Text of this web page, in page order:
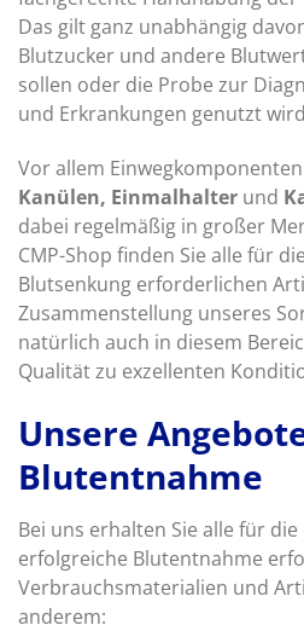
Das gilt ganz unabhängig
Blutzucker und andere
sollen oder die Probe zur
und Erkrankungen genutzt
Vor allem
Kanülen, Einmalhalter und
dabei regelmäßig in großer
CMP-Shop finden Sie alle für
Blutsenkung erforderlichen
Zusammenstellung unseres
natürlich auch in diesem
Qualität zu exzellenten
Unsere
Blutentnahme
Bei uns erhalten Sie alle für
erfolgreiche Blutentnahme
Verbrauchsmaterialien und
anderem: